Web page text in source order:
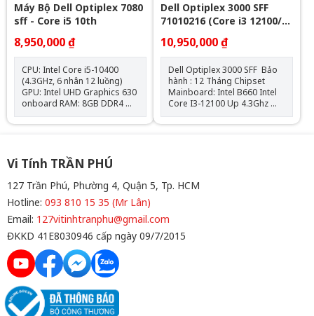
Máy Bộ Dell Optiplex 7080
sff - Core i5 10th
8,950,000 ₫
CPU: Intel Core i5-10400
(4.3GHz, 6 nhân 12 luồng)
GPU: Intel UHD Graphics 630
onboard RAM: 8GB DDR4
SSD: 256GB M.2 NVMe Hệ
điều hành: Chưa Bao Gồm
Dell Optiplex 3000 SFF
71010216 (Core i3 12100/
Intel B660/ 8GB/ 256GB
SSD/ Intel UHD Graphics
730/ Ubuntu)
10,950,000 ₫
Dell Optiplex 3000 SFF Bảo
hành : 12 Tháng Chipset
Mainboard: Intel B660 Intel
Core I3-12100 Up 4.3Ghz
Ram : 8GB DDR4 SSD
: 256GB VGA: Đồ họa HD
Vi Tính TRẦN PHÚ
127 Trần Phú, Phường 4, Quận 5, Tp. HCM
Hotline: 093 810 15 35 (Mr Lân)
Email: 127vitinhtranphu@gmail.com
ĐKKD 41E8030946 cấp ngày 09/7/2015